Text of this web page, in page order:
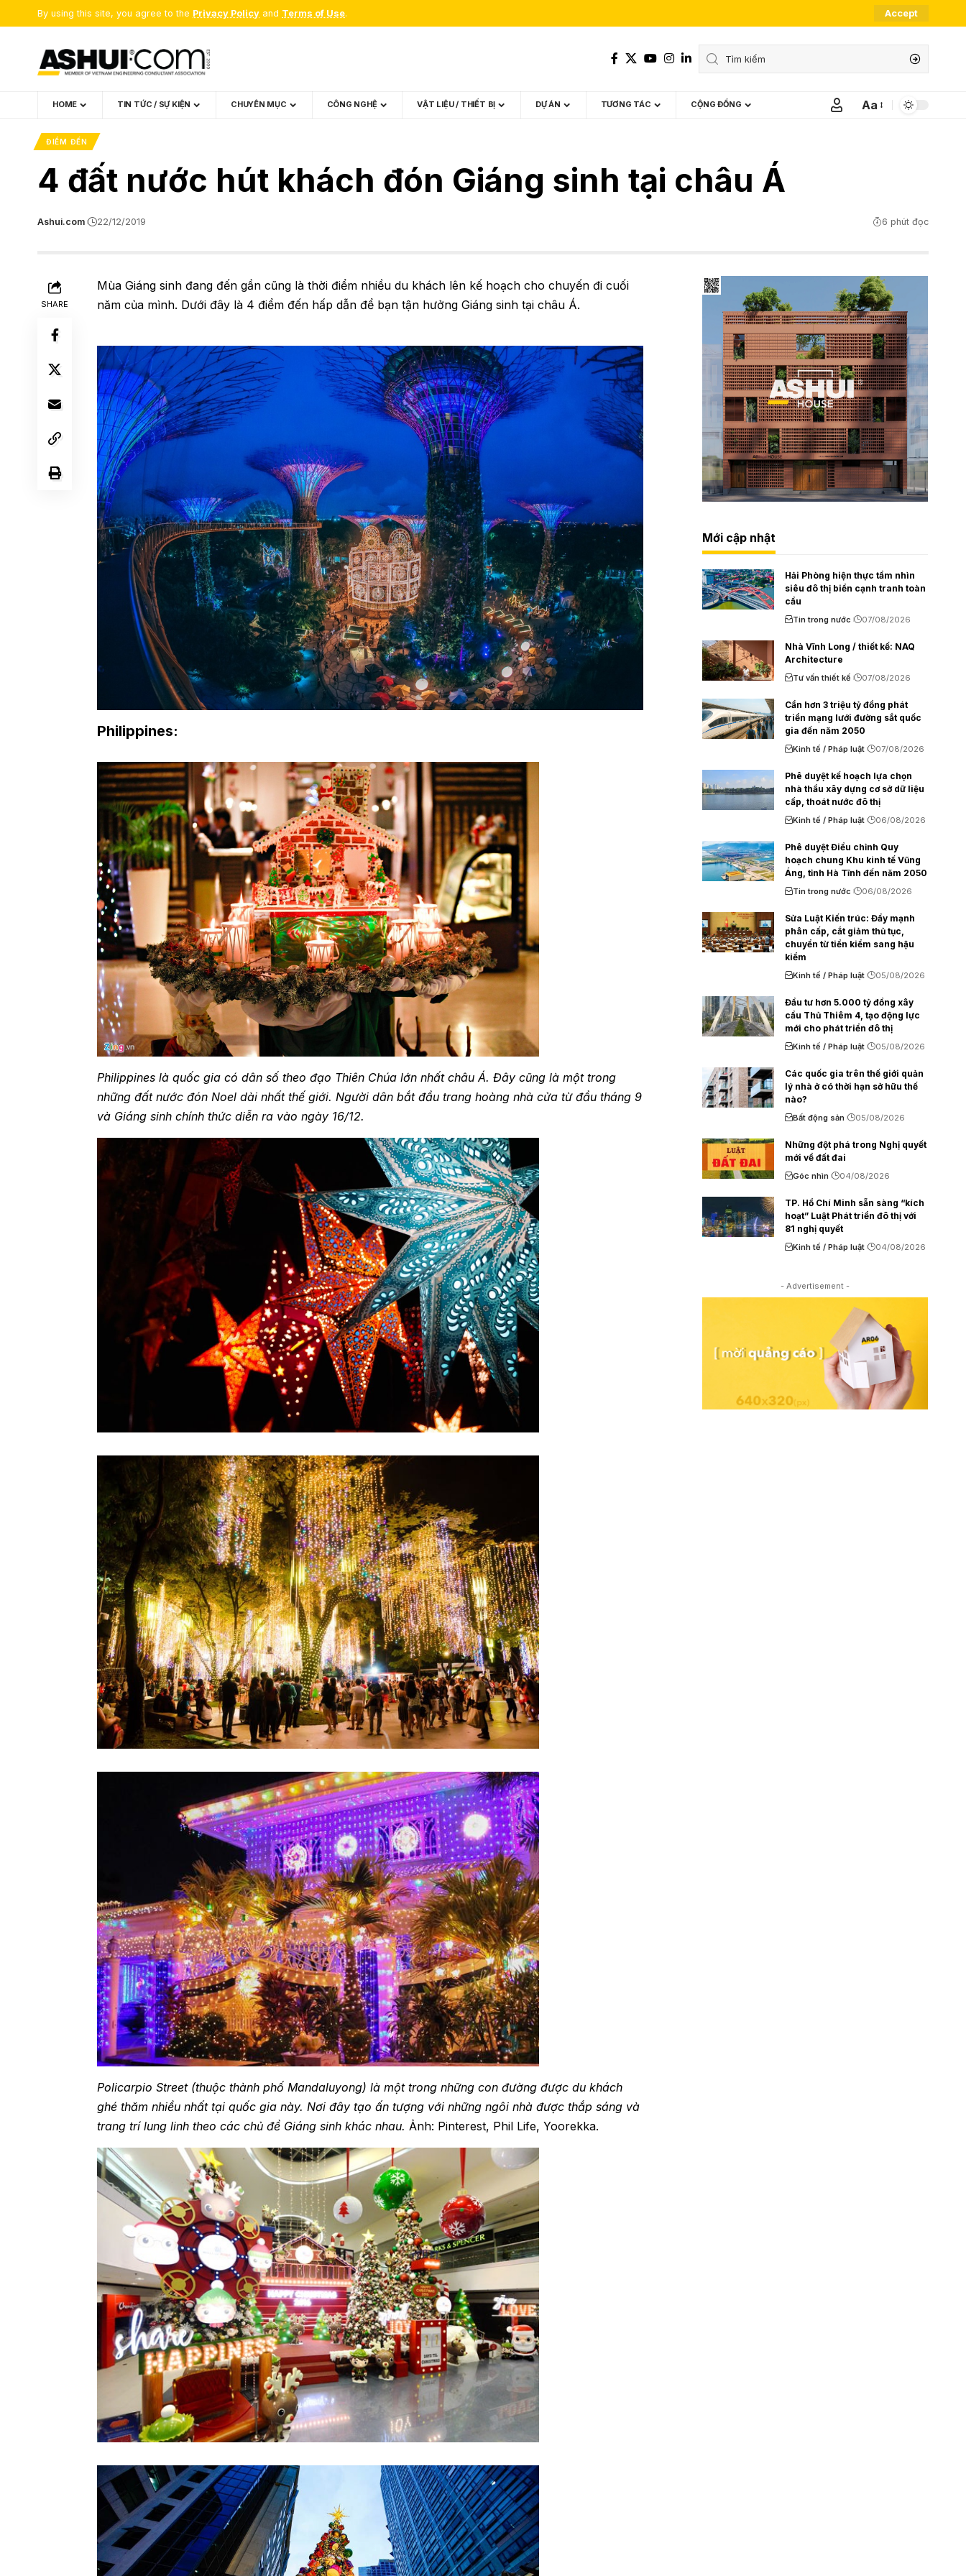
By using this site, you agree to the Privacy Policy and Terms of Use. Accept
HOME TIN TỨC / SỰ KIỆN CHUYÊN MỤC CÔNG NGHỆ VẬT LIỆU / THIẾT BỊ DỰ ÁN TƯƠNG TÁC CỘNG ĐỒNG
Font
Aa
ĐIỂM ĐẾN
4 đất nước hút khách đón Giáng sinh tại châu Á
Ashui.com 22/12/2019 6 phút đọc
SHARE
Mùa Giáng sinh đang đến gần cũng là thời điểm nhiều du khách lên kế hoạch cho chuyến đi cuối
năm của mình. Dưới đây là 4 điểm đến hấp dẫn để bạn tận hưởng Giáng sinh tại châu Á.
Philippines:
Philippines là quốc gia có dân số theo đạo Thiên Chúa lớn nhất châu Á. Đây cũng là một trong
những đất nước đón Noel dài nhất thế giới. Người dân bắt đầu trang hoàng nhà cửa từ đầu tháng 9
và Giáng sinh chính thức diễn ra vào ngày 16/12.
Policarpio Street (thuộc thành phố Mandaluyong) là một trong những con đường được du khách
ghé thăm nhiều nhất tại quốc gia này. Nơi đây tạo ấn tượng với những ngôi nhà được thắp sáng và
trang trí lung linh theo các chủ đề Giáng sinh khác nhau. Ảnh: Pinterest, Phil Life, Yoorekka.
Mới cập nhật
Hải Phòng hiện thực tầm nhìn
siêu đô thị biển cạnh tranh toàn
cầu
Tin trong nước 07/08/2026
Nhà Vĩnh Long / thiết kế: NAQ
Architecture
Tư vấn thiết kế 07/08/2026
Cần hơn 3 triệu tỷ đồng phát
triển mạng lưới đường sắt quốc
gia đến năm 2050
Kinh tế / Pháp luật 07/08/2026
Phê duyệt kế hoạch lựa chọn
nhà thầu xây dựng cơ sở dữ liệu
cấp, thoát nước đô thị
Kinh tế / Pháp luật 06/08/2026
Phê duyệt Điều chỉnh Quy
hoạch chung Khu kinh tế Vũng
Áng, tỉnh Hà Tĩnh đến năm 2050
Tin trong nước 06/08/2026
Sửa Luật Kiến trúc: Đẩy mạnh
phân cấp, cắt giảm thủ tục,
chuyển từ tiền kiểm sang hậu
kiểm
Kinh tế / Pháp luật 05/08/2026
Đầu tư hơn 5.000 tỷ đồng xây
cầu Thủ Thiêm 4, tạo động lực
mới cho phát triển đô thị
Kinh tế / Pháp luật 05/08/2026
Các quốc gia trên thế giới quản
lý nhà ở có thời hạn sở hữu thế
nào?
Bất động sản 05/08/2026
Những đột phá trong Nghị quyết
mới về đất đai
Góc nhìn 04/08/2026
TP. Hồ Chí Minh sẵn sàng “kích
hoạt” Luật Phát triển đô thị với
81 nghị quyết
Kinh tế / Pháp luật 04/08/2026
- Advertisement -